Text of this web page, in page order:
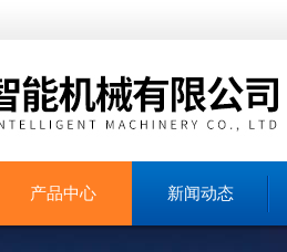
产品中心 新闻动态